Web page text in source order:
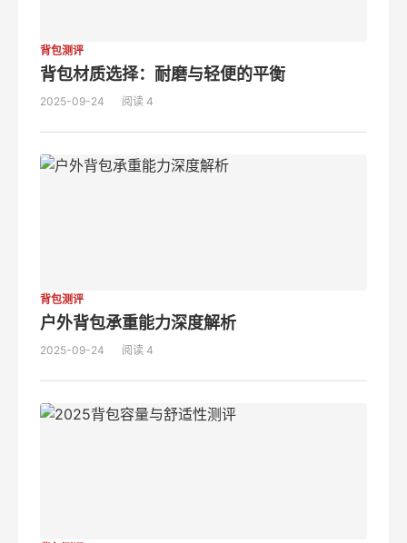
背包测评
背包材质选择：耐磨与轻便的平衡
2025-09-24 阅读 4
背包测评
户外背包承重能力深度解析
2025-09-24 阅读 4